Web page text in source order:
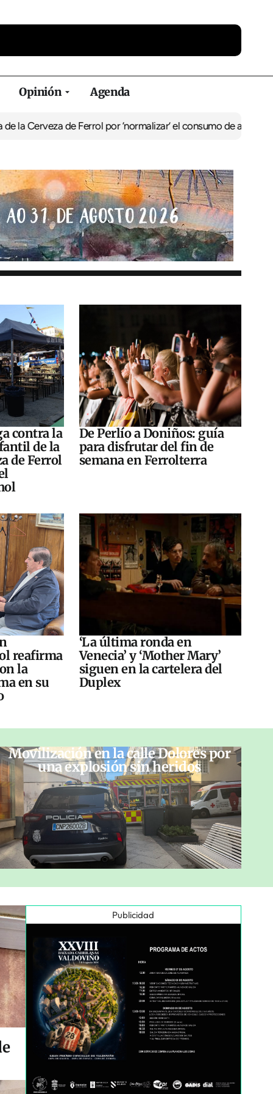
Opinión Agenda
de Ferrol por ‘normalizar’ el consumo de alcoholDe Perlío a
contra la
de la
de Ferrol
De Perlío a Doniños: guía
para disfrutar del fin de
semana en Ferrolterra
reafirma
la
en su
‘La última ronda en
Venecia’ y ‘Mother Mary’
siguen en la cartelera del
Duplex
Movilización en la calle Dolores por
una explosión sin heridos
Publicidad